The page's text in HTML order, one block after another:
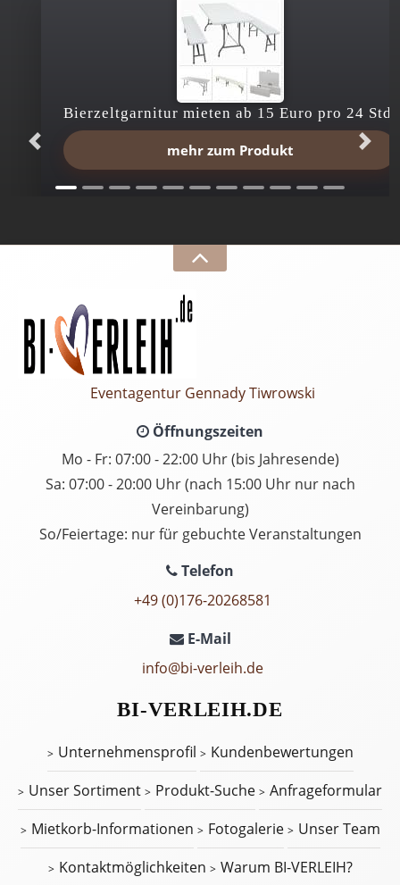
Bierzeltgarnitur mieten ab 15 Euro pro 24 Std.
mehr zum Produkt
Eventagentur Gennady Tiwrowski
Öffnungszeiten
Mo - Fr: 07:00 - 22:00 Uhr (bis Jahresende)
Sa: 07:00 - 20:00 Uhr (nach 15:00 Uhr nur nach
Vereinbarung)
So/Feiertage: nur für gebuchte Veranstaltungen
Telefon
+49 (0)176-20268581
E-Mail
info@bi-verleih.de
BI-VERLEIH.DE
Unternehmensprofil
Kundenbewertungen
Unser Sortiment
Produkt-Suche
Anfrageformular
Mietkorb-Informationen
Fotogalerie
Unser Team
Kontaktmöglichkeiten
Warum BI-VERLEIH?